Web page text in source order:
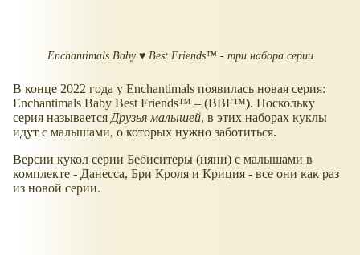
Enchantimals Baby ♥ Best Friends™ - три набора серии
В конце 2022 года у Enchantimals появилась новая серия:
Enchantimals Baby Best Friends™ – (BBF™). Поскольку
серия называется Друзья малышей, в этих наборах куклы
идут с малышами, о которых нужно заботиться.
Версии кукол серии Бебиситеры (няни) с малышами в
комплекте - Данесса, Бри Кроля и Криция - все они как раз
из новой серии.